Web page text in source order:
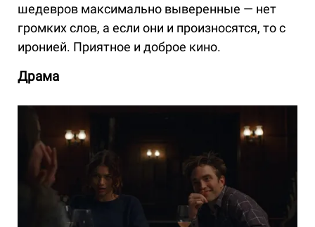
шедевров максимально выверенные — нет
громких слов, а если они и произносятся, то с
иронией. Приятное и доброе кино.
Драма